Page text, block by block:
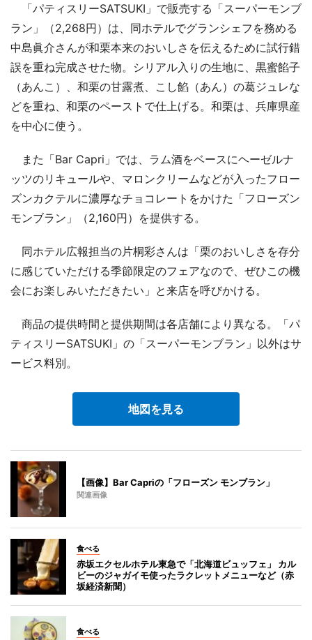
「パティスリーSATSUKI」で販売する「スーパーモンブ
ラン」（2,268円）は、同ホテルでグランシェフを務める
中島眞介さんが和栗本来のおいしさを伝えるために試行錯
誤を重ね完成させた物。シリアル入りの生地に、黒蜜餡子
（あんこ）、和栗の甘露煮、こし餡（あん）の葛ジュレな
どを重ね、和栗のペーストで仕上げる。和栗は、兵庫県産
を中心に使う。
また「Bar Capri」では、ラム酒をベースにヘーゼルナ
ッツのリキュールや、マロンクリームなどが入ったフロー
ズンカクテルに濃厚なチョコレートをかけた「フローズン
モンブラン」（2,160円）を提供する。
同ホテル広報担当の片桐彩さんは「栗のおいしさを存分
に感じていただける季節限定のフェアなので、ぜひこの機
会にお楽しみいただきたい」と来店を呼びかける。
商品の提供時間と提供期間は各店舗により異なる。「パ
ティスリーSATSUKI」の「スーパーモンブラン」以外はサ
ービス料別。
地図を見る
【画像】Bar Capriの「フローズン モンブラン」
関連画像
食べる
赤坂エクセルホテル東急で「北海道ビュッフェ」 カル
ビーのジャガイモ使ったラクレットメニューなど（赤
坂経済新聞）
食べる